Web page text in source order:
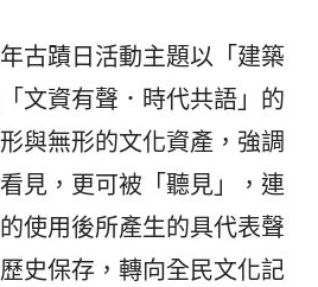
古蹟日活動主題以「建築
文資有聲．時代共語」的
與無形的文化資產，強調
見，更可被「聽見」，連
使用後所產生的具代表聲
史保存，轉向全民文化記